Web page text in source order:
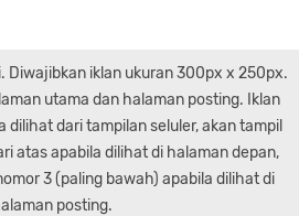
Diwajibkan iklan ukuran 300px x 250px.
utama dan halaman posting. Iklan
dilihat dari tampilan seluler, akan tampil
atas apabila dilihat di halaman depan,
3 (paling bawah) apabila dilihat di
posting.